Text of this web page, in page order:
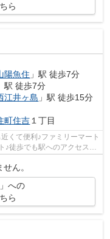
ら
陽魚住 」駅 徒歩7分
駅 徒歩7分
江井ヶ島 」駅 徒歩15分
町住吉 １丁目
くて便利♪ファミリーマート
徒歩でも駅へのアクセスが
ん。
への
ら